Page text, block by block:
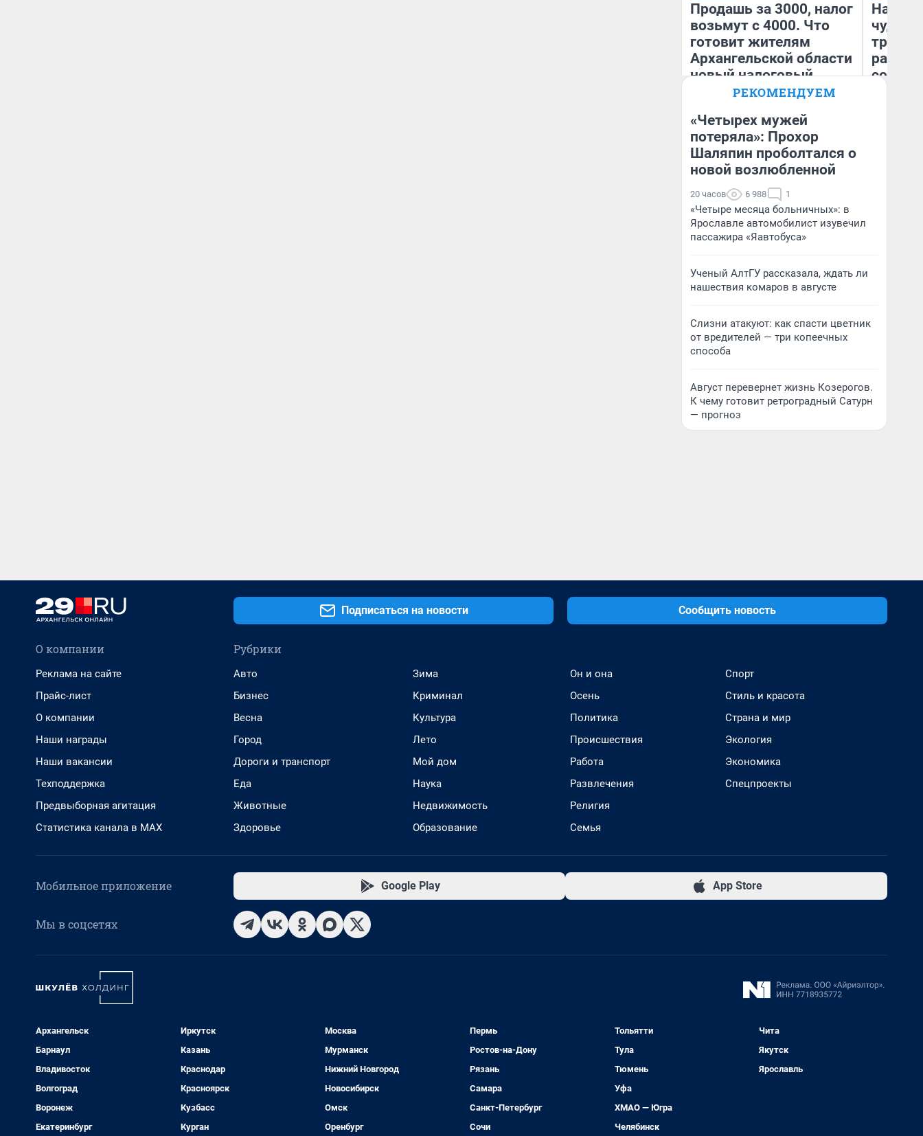
Продашь за 3000, налог
возьмут с 4000. Что
готовит жителям
Архангельской области
новый налоговый
закон — он коснется
репетиторов
Анастасия Завгородняя
чудом
РЕКОМЕНДУЕМ
«Четырех мужей
потеряла»: Прохор
Шаляпин проболтался о
новой возлюбленной
20 часов 6 988 1
«Четыре месяца больничных»: в
Ярославле автомобилист изувечил
пассажира «Яавтобуса»
Ученый АлтГУ рассказала, ждать ли
нашествия комаров в августе
Слизни атакуют: как спасти цветник
от вредителей — три копеечных
способа
Август перевернет жизнь Козерогов.
К чему готовит ретроградный Сатурн
— прогноз
Подписаться на новости Сообщить новость
О компании
Реклама на сайте
Прайс-лист
О компании
Наши награды
Наши вакансии
Техподдержка
Предвыборная агитация
Статистика канала в MAX
Рубрики
Авто
Бизнес
Весна
Город
Дороги и транспорт
Еда
Животные
Здоровье
Зима
Криминал
Культура
Лето
Мой дом
Наука
Недвижимость
Образование
Он и она
Осень
Политика
Происшествия
Работа
Развлечения
Религия
Семья
Спорт
Стиль и красота
Страна и мир
Экология
Экономика
Спецпроекты
Мобильное приложение Google Play App Store
Мы в соцсетях
Архангельск
Барнаул
Владивосток
Волгоград
Воронеж
Екатеринбург
Иркутск
Казань
Краснодар
Красноярск
Кузбасс
Курган
Москва
Мурманск
Нижний Новгород
Новосибирск
Омск
Оренбург
Пермь
Ростов-на-Дону
Рязань
Самара
Санкт-Петербург
Сочи
Тольятти
Тула
Тюмень
Уфа
ХМАО — Югра
Челябинск
Чита
Якутск
Ярославль